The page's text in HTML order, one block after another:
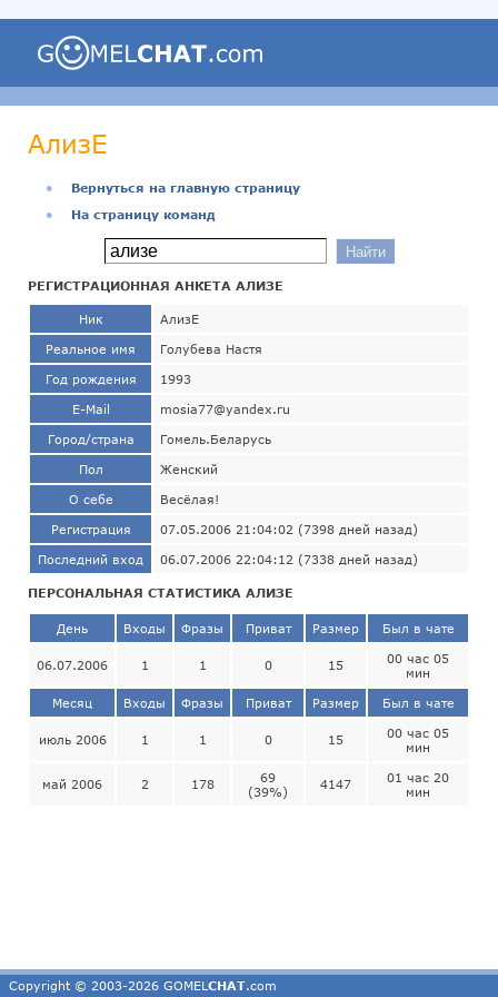
АлизЕ
●
Вернуться на главную страницу
●
На страницу команд
РЕГИСТРАЦИОННАЯ АНКЕТА АЛИЗЕ
Ник АлизЕ
Реальное имя Голубева Настя
Год рождения 1993
E-Mail mosia77@yandex.ru
Город/страна Гомель.Беларусь
Пол Женский
О себе Весёлая!
Регистрация 07.05.2006 21:04:02 (7398 дней назад)
Последний вход 06.07.2006 22:04:12 (7338 дней назад)
ПЕРСОНАЛЬНАЯ СТАТИСТИКА АЛИЗЕ
День Входы Фразы Приват Размер Был в чате
06.07.2006 1 1 0 15
00 час 05
мин
Месяц Входы Фразы Приват Размер Был в чате
июль 2006 1 1 0 15
00 час 05
мин
май 2006 2 178
69
(39%)
4147
01 час 20
мин
Copyright © 2003-2026 GOMEL CHAT.com